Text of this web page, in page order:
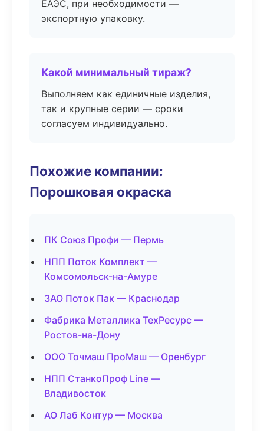
ЕАЭС, при необходимости —
экспортную упаковку.
Какой минимальный тираж?
Выполняем как единичные изделия,
так и крупные серии — сроки
согласуем индивидуально.
Похожие компании:
Порошковая окраска
ПК Союз Профи — Пермь
НПП Поток Комплект —
Комсомольск-на-Амуре
ЗАО Поток Пак — Краснодар
Фабрика Металлика ТехРесурс —
Ростов-на-Дону
ООО Точмаш ПроМаш — Оренбург
НПП СтанкоПроф Line —
Владивосток
АО Лаб Контур — Москва